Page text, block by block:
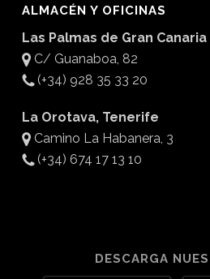
ALMACÉN Y OFICINAS
Las Palmas de Gran Canaria
C/ Guanaboa, 82
(+34) 928 35 33 20
La Orotava, Tenerife
Camino La Habanera, 3
(+34) 674 17 13 10
DESCARGA